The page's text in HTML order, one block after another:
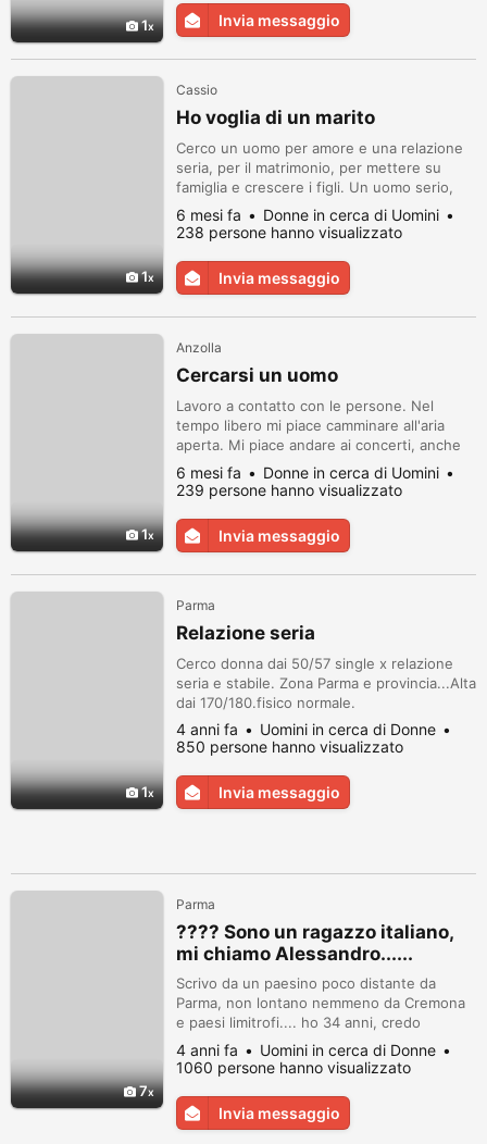
1 Invia messaggio
1
Cassio
Ho voglia di un marito
Cerco un uomo per amore e una relazione
seria, per il matrimonio, per mettere su
famiglia e crescere i figli. Un uomo serio,
con o senza figli, competente, educato, che
tratti mia figlia come se fosse sua. E
quindi... la comunicazione dirà tutto.
6 mesi fa
Donne in cerca di Uomini
238 persone hanno visualizzato
Invia messaggio
1
Anzolla
Cercarsi un uomo
Lavoro a contatto con le persone. Nel
tempo libero mi piace camminare all'aria
aperta. Mi piace andare ai concerti, anche
di musica classica, e andare a teatro. Mi
piace la fotografia e la videografia.
6 mesi fa
Donne in cerca di Uomini
239 persone hanno visualizzato
Invia messaggio
1
Parma
Relazione seria
Cerco donna dai 50/57 single x relazione
seria e stabile. Zona Parma e provincia...Alta
dai 170/180.fisico normale.
4 anni fa
Uomini in cerca di Donne
850 persone hanno visualizzato
Invia messaggio
7
Parma
???? Sono un ragazzo italiano,
mi chiamo Alessandro......
Scrivo da un paesino poco distante da
Parma, non lontano nemmeno da Cremona
e paesi limitrofi.... ho 34 anni, credo
comunque in generale che non sia l'etá la
cosa piú importante, ció che conta davvero
è stare bene insieme...in poche righe non
riesco a dirti tutto di me, ma ce la metterò
tutta! ;)...mi ritengo un ragazzo concreto,
4 anni fa
Uomini in cerca di Donne
1060 persone hanno visualizzato
Invia messaggio